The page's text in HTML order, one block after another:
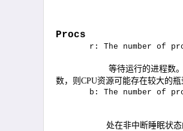
Procs
r: The number of
等待运行的进程数
数，则 CPU资源可能存在较大的瓶
b: The number of
处在非中断睡眠状